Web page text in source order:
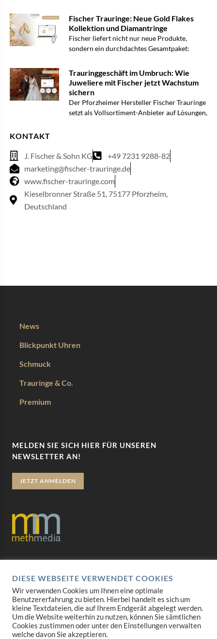
Fischer Trauringe: Neue Gold Flakes
Kollektion und Diamantringe
Fischer liefert nicht nur neue Produkte,
sondern ein durchdachtes Gesamtpaket:
Trauringgeschäft im Umbruch: Wie
Juweliere mit Fischer jetzt Wachstum
sichern
Der Pforzheimer Hersteller Fischer Trauringe
setzt als Vollsortiment-Anbieter auf Lösungen,
KONTAKT
J. Fischer & Sohn KG
+49 7231 9288-82
marketing@fischer-trauringe.de
www.fischer-trauringe.com
Kieselbronner Straße 51, 75177 Pforzheim,
Deutschland
News
Blickpunkt Uhren
Schmuck
Trauringe & Co.
Premium
MELDEN SIE SICH HIER FÜR UNSEREN
NEWSLETTER AN!
JETZT ANMELDEN
Datenschutz
Impressum
AGB
Mediadaten
DIESE WEBSEITE VERWENDET COOKIES
Wir verwenden Cookies um Ihnen eine optimale
Benutzererfahrung zu bieten. Hierbei handelt es sich um
kleine Textdateien, die auf Ihrem Endgerät abgelegt werden.
Um die Website weiterhin zu nutzen, können Sie sämtlichen
Cookies zustimmen oder unter den Einstellungen verwalten
welche davon Sie akzeptieren.